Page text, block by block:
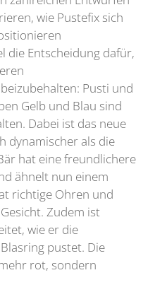
wie Pustefix sich
die Entscheidung dafür,
Pusti und
Gelb und Blau sind
Dabei ist das neue
dynamischer als die
hat eine freundlichere
ähnelt nun einem
richtige Ohren und
Zudem ist
wie er die
pustet. Die
rot, sondern